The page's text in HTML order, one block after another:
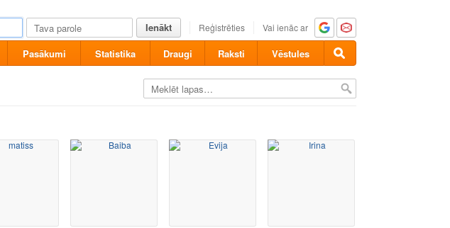
Ienākt Reģistrēties Vai ienāc ar
Pasākumi Statistika Draugi Raksti Vēstules